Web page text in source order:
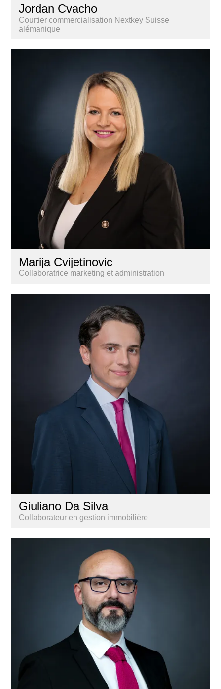
Jordan Cvacho
Courtier commercialisation Nextkey Suisse
alémanique
Marija Cvijetinovic
Collaboratrice marketing et administration
Giuliano Da Silva
Collaborateur en gestion immobilière